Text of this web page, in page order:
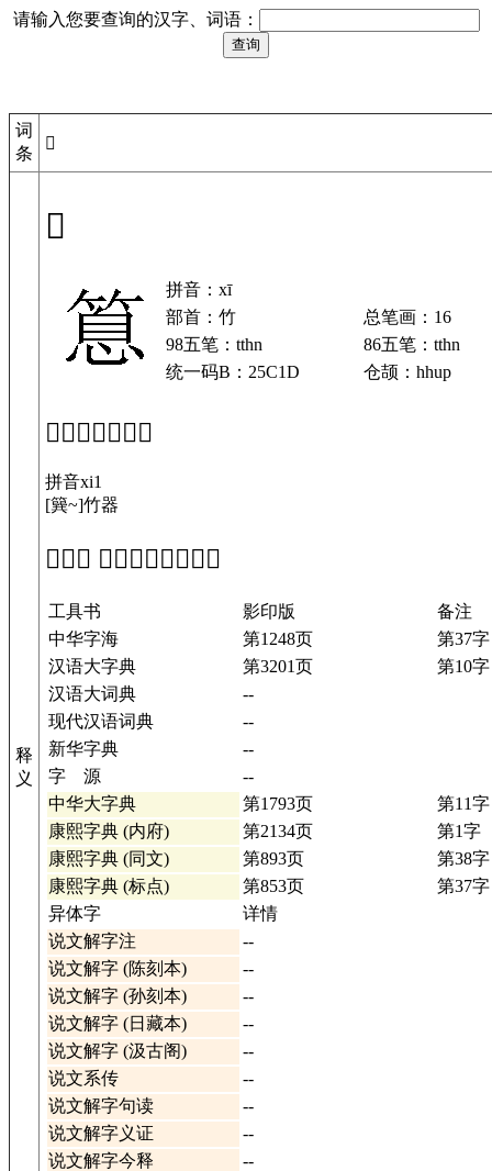
请输入您要查询的汉字、词语：
词
条
𥰝
释
义
𥰝
拼音：xī
部首：竹
总笔画：16
98五笔：tthn
86五笔：tthn
统一码B：25C1D
仓颉：hhup
「𥰝」基本解释
拼音xi1
[簨~]竹器
「𥰝」 在工具书中的解释
工具书 影印版
备注
中华字海
第1248页
第37字
汉语大字典
第3201页
第10
汉语大词典
--
现代汉语词典
--
新华字典
--
字 源
--
中华大字典
第1793页
第11字
康熙字典 (内府)
第2134页
第1字
康熙字典 (同文)
第893页
第38字
康熙字典 (标点)
第853页
第37字
异体字
详情
说文解字注
--
说文解字 (陈刻本)
--
说文解字 (孙刻本)
--
说文解字 (日藏本)
--
说文解字 (汲古阁)
--
说文系传
--
说文解字句读
--
说文解字义证
--
说文解字今释
--